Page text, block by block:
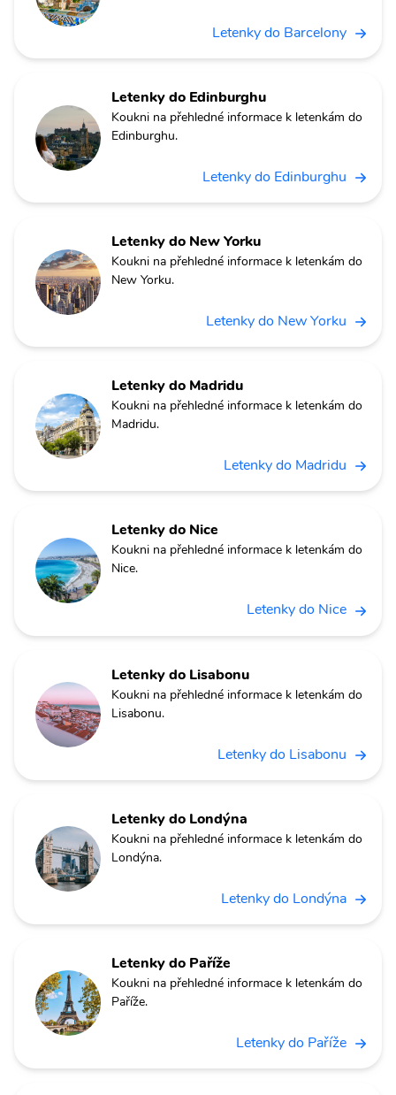
Letenky do Barcelony
Letenky do Edinburghu
Koukni na přehledné informace k letenkám do
Edinburghu.
Letenky do Edinburghu
Letenky do New Yorku
Koukni na přehledné informace k letenkám do
New Yorku.
Letenky do New Yorku
Letenky do Madridu
Koukni na přehledné informace k letenkám do
Madridu.
Letenky do Madridu
Letenky do Nice
Koukni na přehledné informace k letenkám do
Nice.
Letenky do Nice
Letenky do Lisabonu
Koukni na přehledné informace k letenkám do
Lisabonu.
Letenky do Lisabonu
Letenky do Londýna
Koukni na přehledné informace k letenkám do
Londýna.
Letenky do Londýna
Letenky do Paříže
Koukni na přehledné informace k letenkám do
Paříže.
Letenky do Paříže